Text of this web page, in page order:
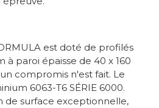
est doté de profilés
à paroi épaisse de 40 x 160
compromis n'est fait. Le
6063-T6 SÉRIE 6000.
de surface exceptionnelle,